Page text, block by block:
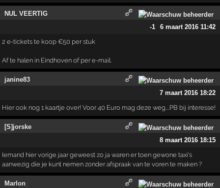
NUL VEERTIG
-1
6 maart 2016 11:42
2 e-tickets te koop €50 per stuk
Af te halen in Eindhoven of per e-mail.
janine83
7 maart 2016 18:22
Hier ook nog 1 kaartje over! Voor 40 Euro mag deze weg....PB bij interesse!
[S]jorske
8 maart 2016 18:15
Iemand hier vorige jaar geweest zo ja waren er toen gewone taxi's
aanwezig die je kunt nemen zonder afspraak van te voren te maken ?
Marlon